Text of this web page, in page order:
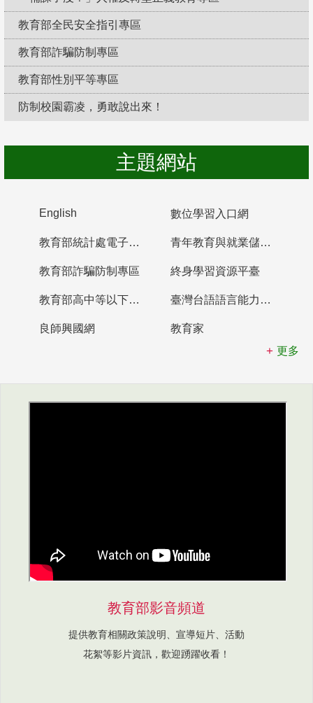
教育部全民安全指引專區
教育部詐騙防制專區
教育部性別平等專區
防制校園霸凌，勇敢說出來！
主題網站
English 數位學習入口網
教育部統計處電子書櫃 青年教育與就業儲蓄帳戶
教育部詐騙防制專區 終身學習資源平臺
教育部高中等以下學校及幼兒園教師資格檢定考試 臺灣台語語言能力認證網站
良師興國網
教育家
更多
教育部影音頻道
提供教育相關政策說明、宣導短片、活動
花絮等影片資訊，歡迎踴躍收看！